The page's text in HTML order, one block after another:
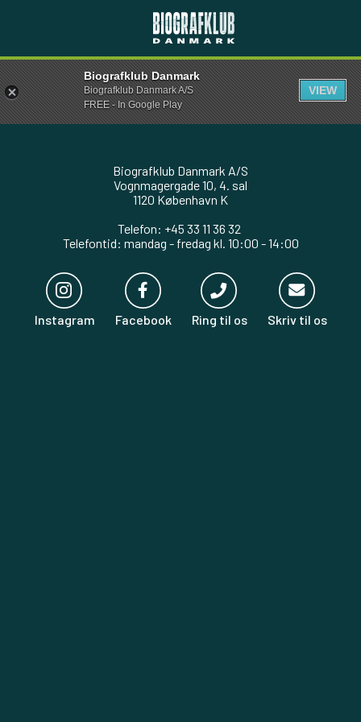
Biografklub Danmark
Biografklub Danmark A/S
FREE - In Google Play
VIEW
Biografklub Danmark A/S
Vognmagergade 10, 4. sal
1120 København K
Telefon: +45 33 11 36 32
Telefontid: mandag - fredag kl. 10:00 - 14:00
Instagram Facebook Ring til os Skriv til os